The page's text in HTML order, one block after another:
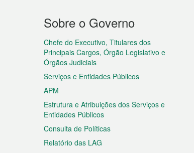
Menu
do
rodapé
Sobre o Governo
Chefe do Executivo, Titulares dos
Principais Cargos, Órgão Legislativo e
Órgãos Judiciais
Serviços e Entidades Públicos
APM
Estrutura e Atribuições dos Serviços e
Entidades Públicos
Consulta de Políticas
Relatório das LAG